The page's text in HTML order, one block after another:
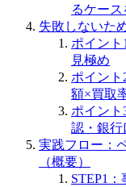
るケース
失敗しないた
ポイン
見極め
ポイン
額×買取
ポイン
認・銀行
実践フロー：
（概要）
STEP1